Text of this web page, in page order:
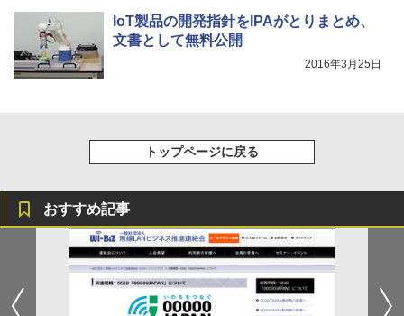
IoT製品の開発指針をIPAがとりまとめ、
文書として無料公開
2016年3月25日
トップページに戻る
おすすめ記事